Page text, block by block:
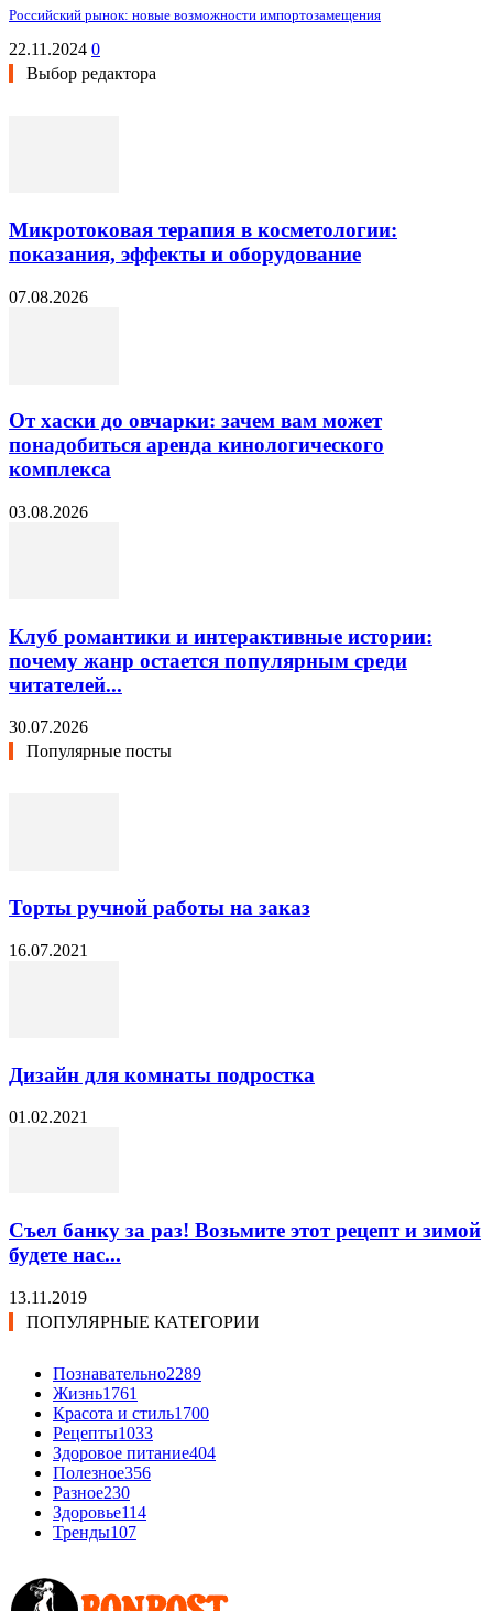
Российский рынок: новые возможности импортозамещения
22.11.2024 0
Выбор редактора
Микротоковая терапия в косметологии:
показания, эффекты и оборудование
07.08.2026
От хаски до овчарки: зачем вам может
понадобиться аренда кинологического
комплекса
03.08.2026
Клуб романтики и интерактивные истории:
почему жанр остается популярным среди
читателей...
30.07.2026
Популярные посты
Торты ручной работы на заказ
16.07.2021
Дизайн для комнаты подростка
01.02.2021
Съел банку за раз! Возьмите этот рецепт и зимой
будете нас...
13.11.2019
ПОПУЛЯРНЫЕ КАТЕГОРИИ
Познавательно2289
Жизнь1761
Красота и стиль1700
Рецепты1033
Здоровое питание404
Полезное356
Разное230
Здоровье114
Тренды107